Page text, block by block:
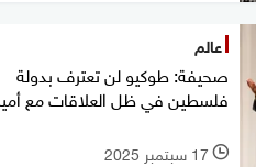
عالم
صحيفة: طوكيو لن تعترف بدولة
فلسطين في ظل العلاقات مع
l 17 سبتمبر 2025